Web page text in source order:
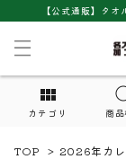
【公式通販】タ
カテゴリ 商
TOP > 2026年カレ